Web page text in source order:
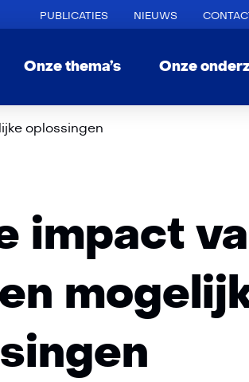
PUBLICATIES NIEUWS
Onze thema’s Onze
oplossingen
impact